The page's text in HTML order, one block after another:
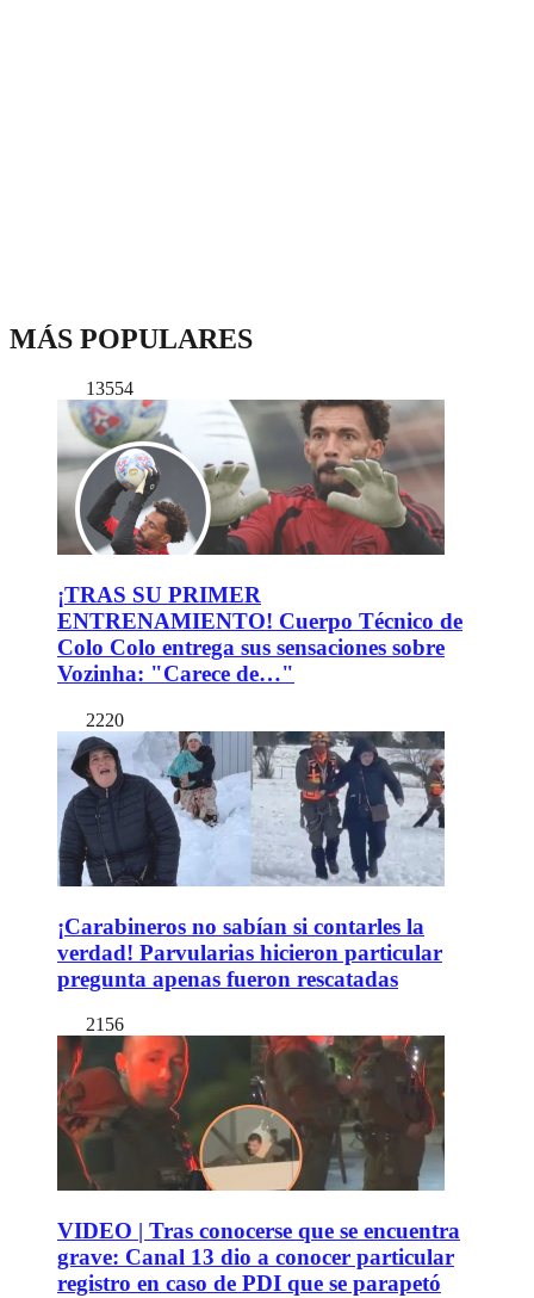
MÁS POPULARES
13554
¡TRAS SU PRIMER
ENTRENAMIENTO! Cuerpo Técnico de
Colo Colo entrega sus sensaciones sobre
Vozinha: "Carece de…"
2220
¡Carabineros no sabían si contarles la
verdad! Parvularias hicieron particular
pregunta apenas fueron rescatadas
2156
VIDEO | Tras conocerse que se encuentra
grave: Canal 13 dio a conocer particular
registro en caso de PDI que se parapetó